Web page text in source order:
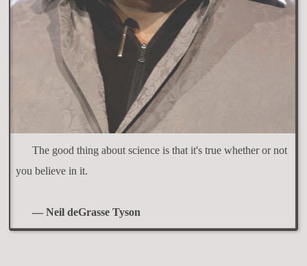
The good thing about science is that it's true whether or not
you believe in it.
— Neil deGrasse Tyson